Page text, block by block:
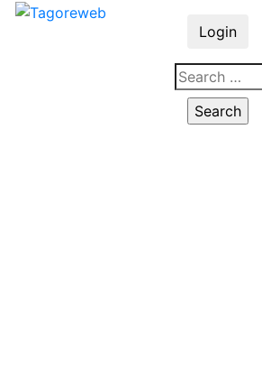
Login